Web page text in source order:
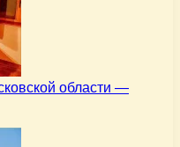
области —